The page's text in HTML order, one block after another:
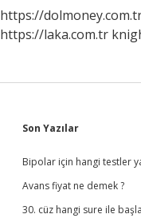
https://
https://laka.com.tr
Sidebar
Son Yazılar
Bipolar için hangi testler
Avans fiyat ne demek ?
30. cüz hangi sure ile